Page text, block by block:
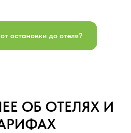
остановки до отеля?
ОБ ОТЕЛЯХ И